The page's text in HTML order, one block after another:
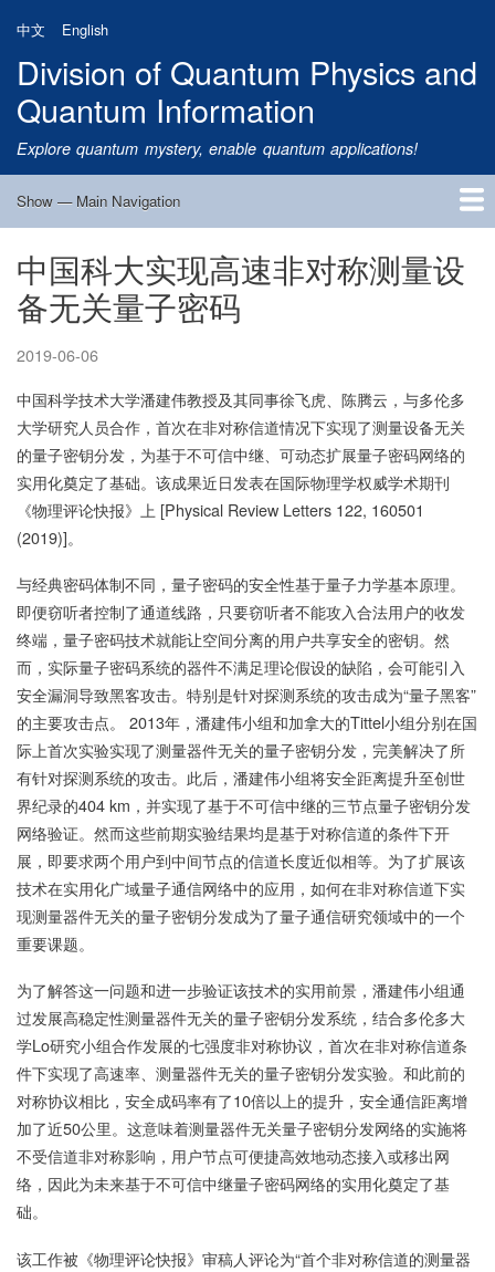
main
content
中文 English
Division of Quantum Physics and
Quantum Information
Explore quantum mystery, enable quantum applications!
Main
Show — Main Navigation
Home
Research
Quantum Satellite
People
News
Research Progress
Talks
Publications
Notice
Admission
Links
中国科大实现高速非对称测量设
备无关量子密码
2019-06-06
中国科学技术大学潘建伟教授及其同事徐飞虎、陈腾云，与多伦多
大学研究人员合作，首次在非对称信道情况下实现了测量设备无关
的量子密钥分发，为基于不可信中继、可动态扩展量子密码网络的
实用化奠定了基础。该成果近日发表在国际物理学权威学术期刊
《物理评论快报》上 [Physical Review Letters 122, 160501
(2019)]。
与经典密码体制不同，量子密码的安全性基于量子力学基本原理。
即便窃听者控制了通道线路，只要窃听者不能攻入合法用户的收发
终端，量子密码技术就能让空间分离的用户共享安全的密钥。然
而，实际量子密码系统的器件不满足理论假设的缺陷，会可能引入
安全漏洞导致黑客攻击。特别是针对探测系统的攻击成为“量子黑客”
的主要攻击点。 2013年，潘建伟小组和加拿大的Tittel小组分别在国
际上首次实验实现了测量器件无关的量子密钥分发，完美解决了所
有针对探测系统的攻击。此后，潘建伟小组将安全距离提升至创世
界纪录的404 km，并实现了基于不可信中继的三节点量子密钥分发
网络验证。然而这些前期实验结果均是基于对称信道的条件下开
展，即要求两个用户到中间节点的信道长度近似相等。为了扩展该
技术在实用化广域量子通信网络中的应用，如何在非对称信道下实
现测量器件无关的量子密钥分发成为了量子通信研究领域中的一个
重要课题。
为了解答这一问题和进一步验证该技术的实用前景，潘建伟小组通
过发展高稳定性测量器件无关的量子密钥分发系统，结合多伦多大
学Lo研究小组合作发展的七强度非对称协议，首次在非对称信道条
件下实现了高速率、测量器件无关的量子密钥分发实验。和此前的
对称协议相比，安全成码率有了10倍以上的提升，安全通信距离增
加了近50公里。这意味着测量器件无关量子密钥分发网络的实施将
不受信道非对称影响，用户节点可便捷高效地动态接入或移出网
络，因此为未来基于不可信中继量子密码网络的实用化奠定了基
础。
该工作被《物理评论快报》审稿人评论为“首个非对称信道的测量器